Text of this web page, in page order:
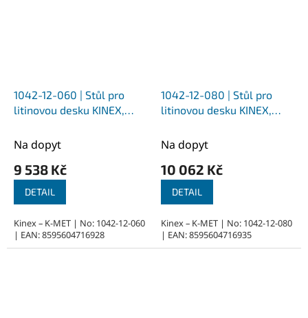
1042-12-060 | Stůl pro
litinovou desku KINEX,
lakované 600x450x600
Na dopyt
9 538 Kč
DETAIL
Kinex – K-MET | No: 1042-12-060
| EAN: 8595604716928
1042-12-080 | Stůl pro
litinovou desku KINEX,
lakované 800x600x600
Na dopyt
10 062 Kč
DETAIL
Kinex – K-MET | No: 1042-12-080
| EAN: 8595604716935